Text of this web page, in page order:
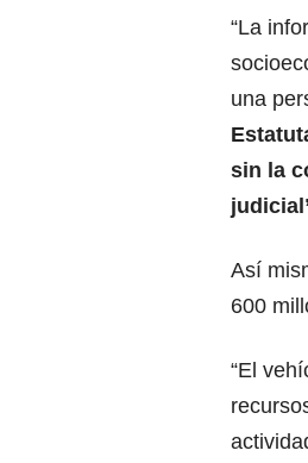
“La
una
sin la
Así
600
“El